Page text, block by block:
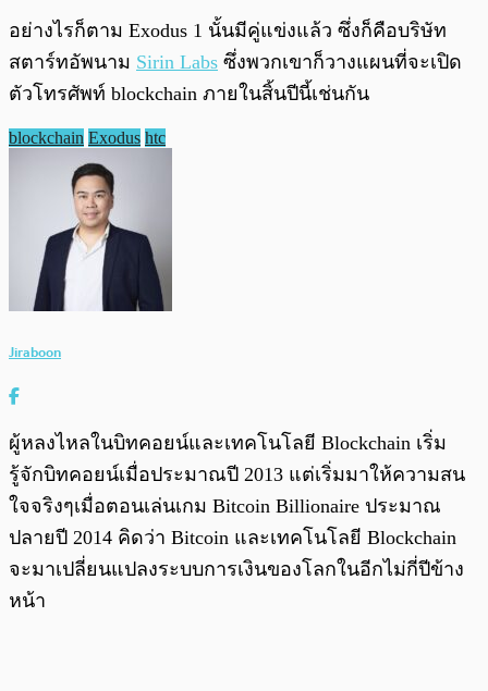
อย่างไรก็ตาม Exodus 1 นั้นมีคู่แข่งแล้ว ซึ่งก็คือบริษัท
สตาร์ทอัพนาม Sirin Labs ซึ่งพวกเขาก็วางแผนที่จะเปิด
ตัวโทรศัพท์ blockchain ภายในสิ้นปีนี้เช่นกัน
blockchain Exodus htc
Jiraboon
ผู้หลงไหลในบิทคอยน์และเทคโนโลยี Blockchain เริ่ม
รู้จักบิทคอยน์เมื่อประมาณปี 2013 แต่เริ่มมาให้ความสน
ใจจริงๆเมื่อตอนเล่นเกม Bitcoin Billionaire ประมาณ
ปลายปี 2014 คิดว่า Bitcoin และเทคโนโลยี Blockchain
จะมาเปลี่ยนแปลงระบบการเงินของโลกในอีกไม่กี่ปีข้าง
หน้า